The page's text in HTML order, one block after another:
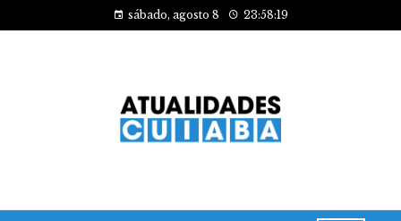
sábado, agosto 8 23:58:19